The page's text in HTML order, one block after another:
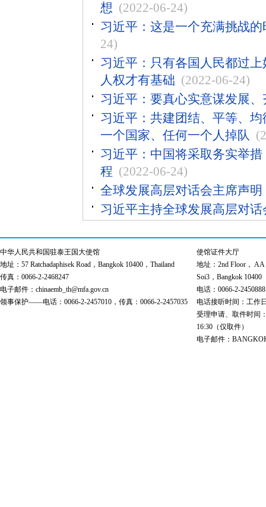
想 (2022-06-24)
习近平：这是一个充满挑战
24)
习近平：只有各国人民都过
人权才有基础 (2022-06-24)
习近平：要真心实意谋发展
习近平：共建团结、平等、
一个国家、任何一个人掉队
习近平：中国将采取务实举
程 (2022-06-24)
全球发展高层对话会主席声明
习近平主持全球发展高层对
中华人民共和国驻泰王国大使馆
地址：57 Ratchadaphisek Road，Bangkok 10400，Thailand
传真：0066-2-2468247
电子邮件：chinaemb_th@mfa.gov.cn
领事保护——电话：0066-2-2457010，传真：0066-2-2457035
使馆证件大厅
地址：2nd Floor， AA
Soi3，Bangkok 10400
电话：0066-2-
电话接听时间：工作
受理申请、取件时间
16:30（仅取件）
电子邮件：